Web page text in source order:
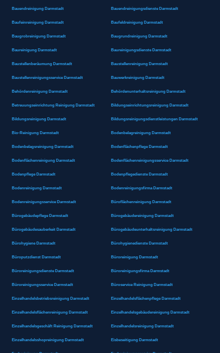
Bauendreinigung Darmstadt Bauendreinigungsdienste Darmstadt
Baufeinreinigung Darmstadt Baufeldreinigung Darmstadt
Baugrobreinigung Darmstadt Baugrundreinigung Darmstadt
Baureinigung Darmstadt Baureinigungsdienste Darmstadt
Baustellenberäumung Darmstadt Baustellenreinigung Darmstadt
Baustellenreinigungsservice Darmstadt Bauwerkreinigung Darmstadt
Behördenreinigung Darmstadt Behördenunterhaltsreinigung Darmstadt
Betreuungseinrichtung Reinigung Darmstadt Bildungseinrichtungsreinigung Darmstadt
Bildungsreinigung Darmstadt Bildungsreinigungsdienstleistungen Darmstadt
Bio-Reinigung Darmstadt Bodenbelagreinigung Darmstadt
Bodenbelagsreinigung Darmstadt Bodenflächenpflege Darmstadt
Bodenflächenreinigung Darmstadt Bodenflächenreinigungsservice Darmstadt
Bodenpflege Darmstadt Bodenpflegedienste Darmstadt
Bodenreinigung Darmstadt Bodenreinigungsfirma Darmstadt
Bodenreinigungsservice Darmstadt Büroflächenreinigung Darmstadt
Bürogebäudepflege Darmstadt Bürogebäudereinigung Darmstadt
Bürogebäudesauberkeit Darmstadt Bürogebäudeunterhaltsreinigung Darmstadt
Bürohygiene Darmstadt Bürohygienedienste Darmstadt
Büroputzdienst Darmstadt Büroreinigung Darmstadt
Büroreinigungsdienste Darmstadt Büroreinigungsfirma Darmstadt
Büroreinigungsservice Darmstadt Büroservice Reinigung Darmstadt
Einzelhandelsbetriebsreinigung Darmstadt Einzelhandelsflächenpflege Darmstadt
Einzelhandelsflächenreinigung Darmstadt Einzelhandelsgebäudereinigung Darmstadt
Einzelhandelsgeschäft Reinigung Darmstadt Einzelhandelsreinigung Darmstadt
Einzelhandelsshopreinigung Darmstadt Eisbeseitigung Darmstadt